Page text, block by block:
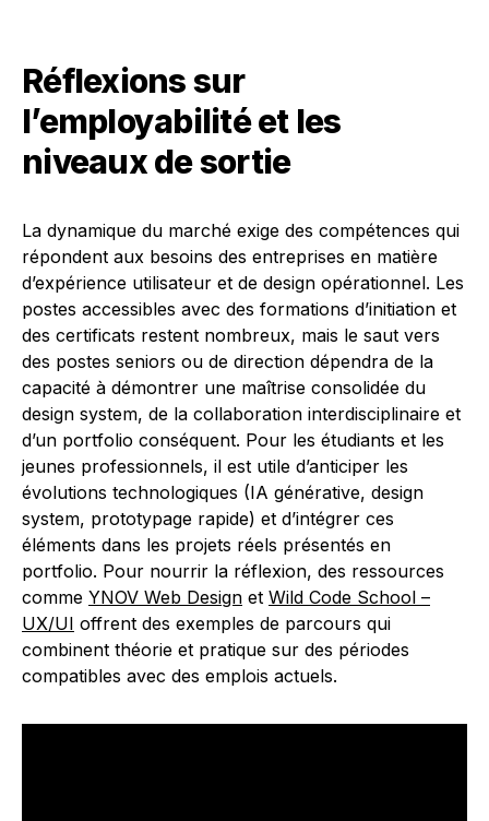
Réflexions sur
l’employabilité et les
niveaux de sortie
La dynamique du marché exige des compétences qui
répondent aux besoins des entreprises en matière
d’expérience utilisateur et de design opérationnel. Les
postes accessibles avec des formations d’initiation et
des certificats restent nombreux, mais le saut vers
des postes seniors ou de direction dépendra de la
capacité à démontrer une maîtrise consolidée du
design system, de la collaboration interdisciplinaire et
d’un portfolio conséquent. Pour les étudiants et les
jeunes professionnels, il est utile d’anticiper les
évolutions technologiques (IA générative, design
system, prototypage rapide) et d’intégrer ces
éléments dans les projets réels présentés en
portfolio. Pour nourrir la réflexion, des ressources
comme YNOV Web Design et Wild Code School –
UX/UI offrent des exemples de parcours qui
combinent théorie et pratique sur des périodes
compatibles avec des emplois actuels.